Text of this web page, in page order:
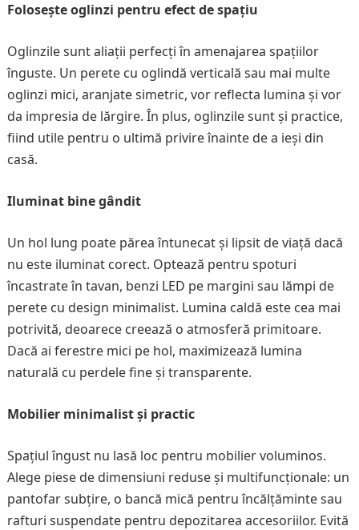
Folosește oglinzi pentru efect de spațiu
Oglinzile sunt aliații perfecți în amenajarea spațiilor
înguste. Un perete cu oglindă verticală sau mai multe
oglinzi mici, aranjate simetric, vor reflecta lumina și vor
da impresia de lărgire. În plus, oglinzile sunt și practice,
fiind utile pentru o ultimă privire înainte de a ieși din
casă.
Iluminat bine gândit
Un hol lung poate părea întunecat și lipsit de viață dacă
nu este iluminat corect. Optează pentru spoturi
încastrate în tavan, benzi LED pe margini sau lămpi de
perete cu design minimalist. Lumina caldă este cea mai
potrivită, deoarece creează o atmosferă primitoare.
Dacă ai ferestre mici pe hol, maximizează lumina
naturală cu perdele fine și transparente.
Mobilier minimalist și practic
Spațiul îngust nu lasă loc pentru mobilier voluminos.
Alege piese de dimensiuni reduse și multifuncționale: un
pantofar subțire, o bancă mică pentru încălțăminte sau
rafturi suspendate pentru depozitarea accesoriilor. Evită